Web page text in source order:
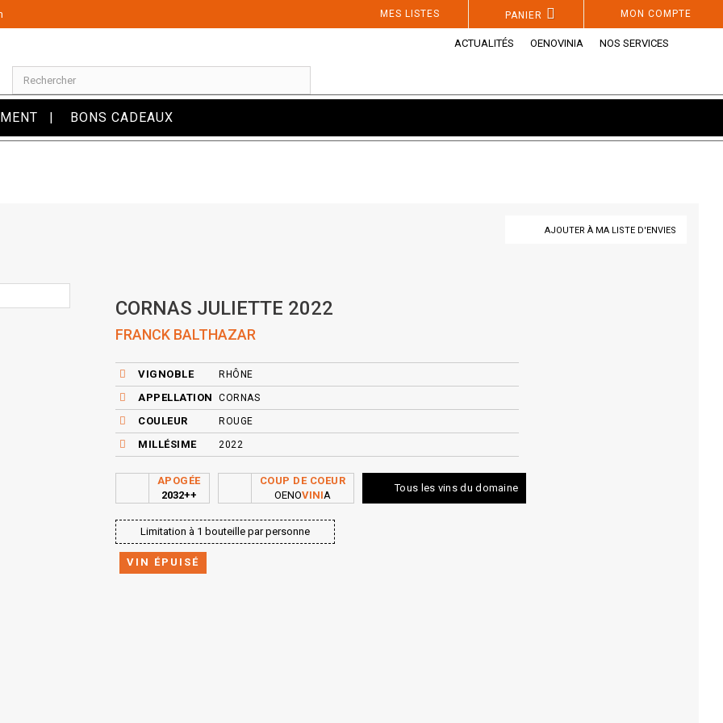
MON COMPTE
PANIER
MES LISTES
ACTUALITÉS OENOVINIA NOS SERVICES
BONS CADEAUX
AJOUTER À MA LISTE D'ENVIES
CORNAS JULIETTE 2022
FRANCK BALTHAZAR
VIGNOBLE RHÔNE
APPELLATION CORNAS
COULEUR ROUGE
MILLÉSIME 2022
APOGÉE
2032++
COUP DE COEUR
OENOVINIA
Tous les vins du domaine
Limitation à 1 bouteille par personne
VIN ÉPUISÉ